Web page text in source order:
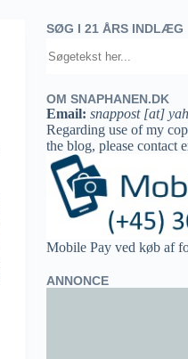
SØG I 21 ÅRS INDLÆG
OM SNAPHANEN.DK
Email: snappost [at]
Regarding use of my
the blog, please contact
Mobile Pay ved køb af
ANNONCE